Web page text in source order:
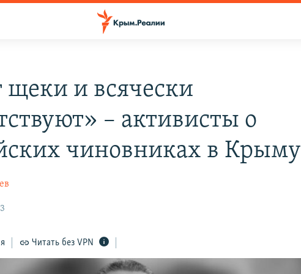
и всячески
– активисты о
чиновниках в Крыму
Читать без VPN